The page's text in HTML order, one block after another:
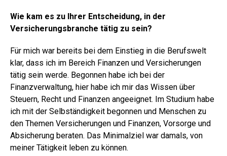
Wie kam es zu Ihrer Entscheidung, in der
Versicherungsbranche tätig zu sein?
Für mich war bereits bei dem Einstieg in die Berufswelt
klar, dass ich im Bereich Finanzen und Versicherungen
tätig sein werde. Begonnen habe ich bei der
Finanzverwaltung, hier habe ich mir das Wissen über
Steuern, Recht und Finanzen angeeignet. Im Studium habe
ich mit der Selbständigkeit begonnen und Menschen zu
den Themen Versicherungen und Finanzen, Vorsorge und
Absicherung beraten. Das Minimalziel war damals, von
meiner Tätigkeit leben zu können.